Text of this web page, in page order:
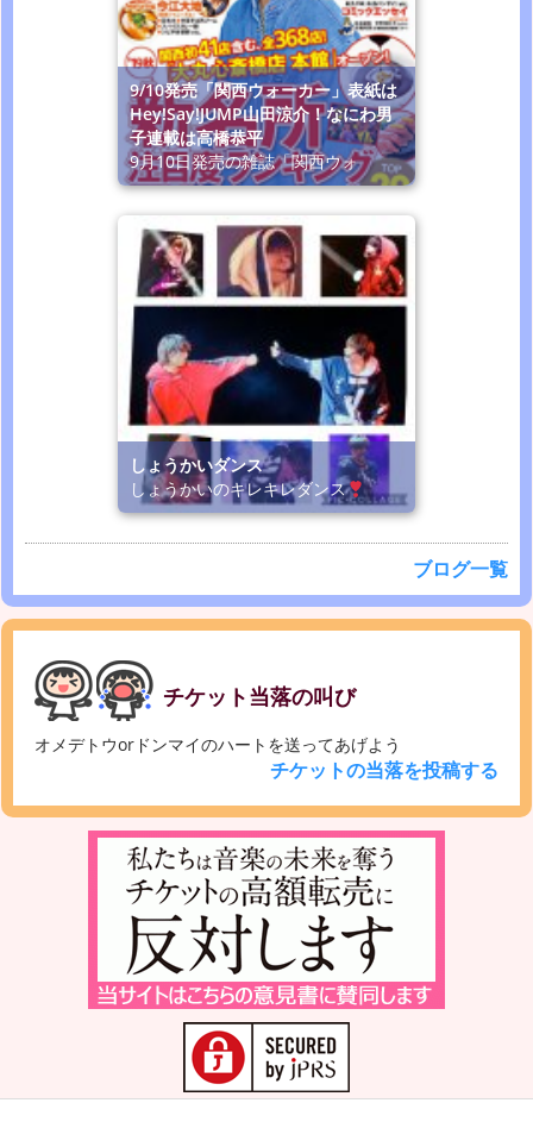
9/10発売「関西ウォーカー」表紙は
Hey!Say!JUMP山田涼介！なにわ男
子連載は高橋恭平
9月10日発売の雑誌「関西ウォ
しょうかいダンス
しょうかいのキレキレダンス
ブログ一覧
チケット当落の叫び
オメデトウorドンマイのハートを送ってあげよう
チケットの当落を投稿する